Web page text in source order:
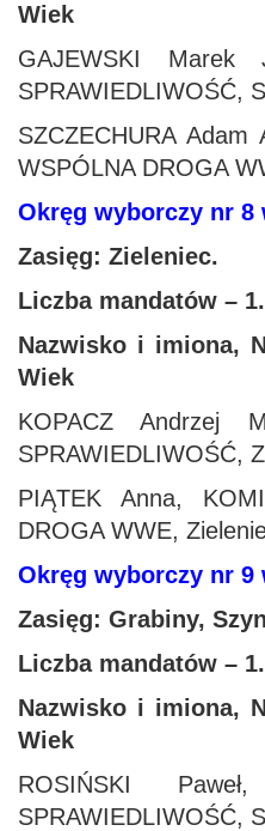
Wiek
GAJEWSKI Marek
SPRAWIEDLIWOŚĆ,
SZCZECHURA
WSPÓLNA DROGA
Okręg wyborczy nr 8
Zasięg: Zieleniec.
Liczba mandatów – 1.
Nazwisko i imiona,
Wiek
KOPACZ Andrzej
SPRAWIEDLIWOŚĆ,
PIĄTEK Anna,
DROGA WWE,
Okręg wyborczy nr 9
Zasięg: Grabiny,
Liczba mandatów – 1.
Nazwisko i imiona,
Wiek
ROSIŃSKI
SPRAWIEDLIWOŚĆ,